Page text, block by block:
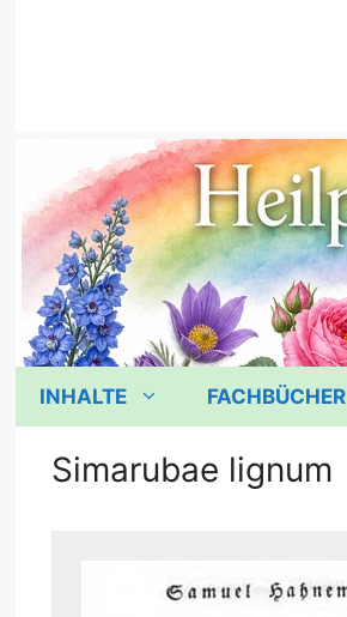
INHALTE FACHBÜCHER
Simarubae lignum